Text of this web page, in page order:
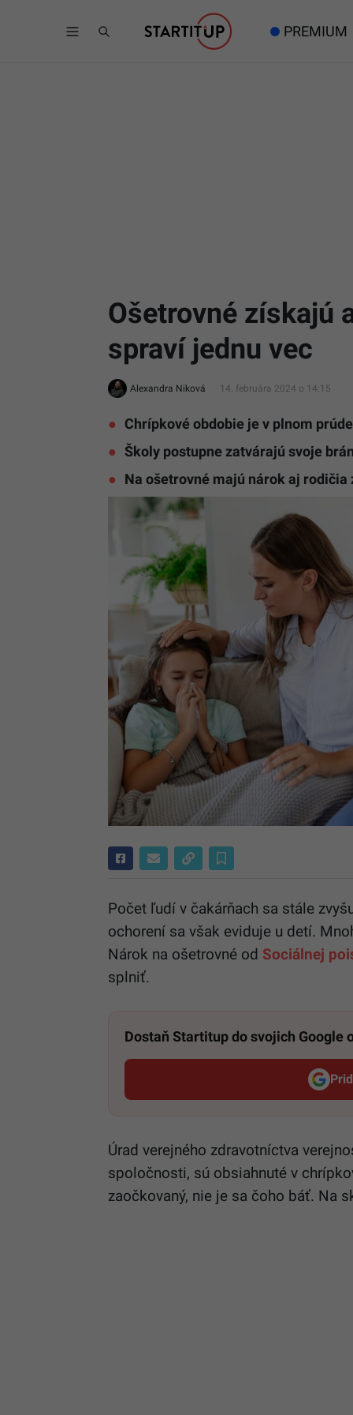
PREMIUM
Ošetrovné získajú
spraví jednu vec
Alexandra Niková 14. februára 2024 o 14:15
Chrípkové obdobie je v plnom
Školy postupne zatvárajú svoje
Na ošetrovné majú nárok aj rodičia
Počet ľudí v čakárňach sa stále
ochorení sa však eviduje u detí.
Nárok na ošetrovné od Sociálnej
splniť.
Dostaň Startitup do svojich Google
Úrad verejného zdravotníctva
spoločnosti, sú obsiahnuté v
zaočkovaný, nie je sa čoho báť. Na